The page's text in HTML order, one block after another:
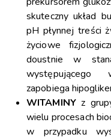
skuteczny układ
pH płynnej treści
życiowe
doustnie w
występującego
zapobiega
WITAMINYz
wielu procesach
w przypadku